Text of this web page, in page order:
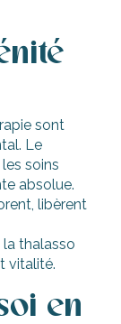
sont
Le
soins
absolue.
libèrent
la thalasso
vitalité.
en